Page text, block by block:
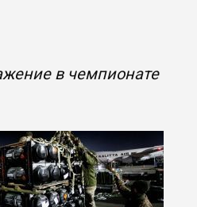
в чемпионате